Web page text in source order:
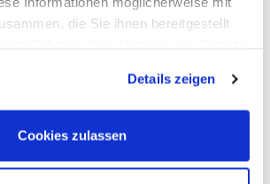
die Sie ihnen bereitgestellt
Details zeigen
Cookies zulassen
Prüfgeräte
Messgeräte